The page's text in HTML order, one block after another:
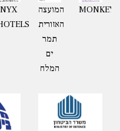
NYX
המועצה
האזורית
תמר
ים
המלח